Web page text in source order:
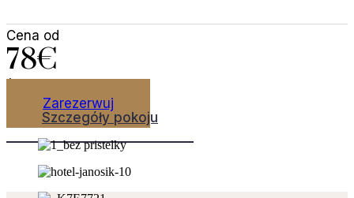
Cena od
78€
Zarezerwuj
Szczegóły pokoju